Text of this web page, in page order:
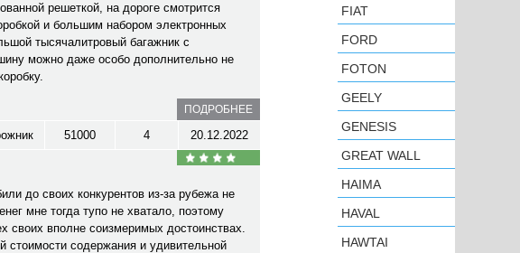
решеткой, на дороге смотрится
и большим набором электронных
тысячалитровый багажник с
можно даже особо дополнительно не
ПОДРОБНЕЕ
51000 4 20.12.2022
до своих конкурентов из-за рубежа не
мне тогда тупо не хватало, поэтому
своих вполне соизмеримых достоинствах.
стоимости содержания и удивительной
FIAT
FORD
FOTON
GEELY
GENESIS
GREAT WALL
HAIMA
HAVAL
HAWTAI